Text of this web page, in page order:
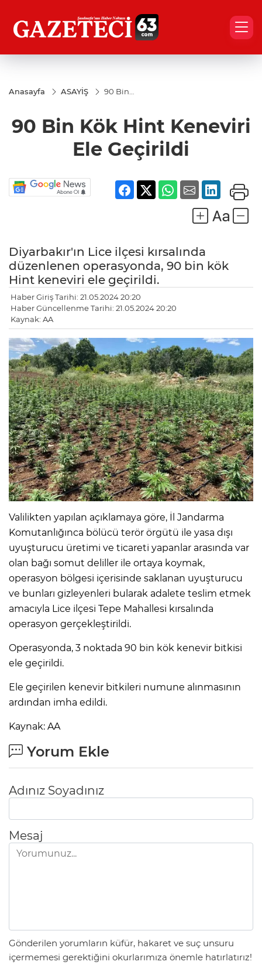
Anasayfa ASAYİŞ
90 Bin
Keneviri
Ele
90 Bin Kök Hint Keneviri
Ele Geçirildi
Diyarbakır'ın Lice ilçesi kırsalında
düzenlenen operasyonda, 90 bin kök
Hint keneviri ele geçirildi.
Haber Giriş Tarihi: 21.05.2024 20:20
Haber Güncellenme Tarihi: 21.05.2024 20:20
Kaynak: AA
Valilikten yapılan açıklamaya göre, İl Jandarma
Komutanlığınca bölücü terör örgütü ile yasa dışı
uyuşturucu üretimi ve ticareti yapanlar arasında var
olan bağı somut deliller ile ortaya koymak,
operasyon bölgesi içerisinde saklanan uyuşturucu
ve bunları gizleyenleri bularak adalete teslim etmek
amacıyla Lice ilçesi Tepe Mahallesi kırsalında
operasyon gerçekleştirildi.
Operasyonda, 3 noktada 90 bin kök kenevir bitkisi
ele geçirildi.
Ele geçirilen kenevir bitkileri numune alınmasının
ardından imha edildi.
Kaynak: AA
Yorum Ekle
Adınız Soyadınız
Mesaj
Gönderilen yorumların küfür, hakaret ve suç unsuru
içermemesi gerektiğini okurlarımıza önemle hatırlatırız!